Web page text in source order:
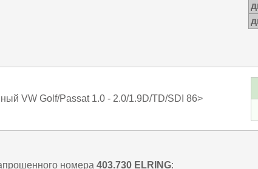
VW Golf/Passat 1.0 - 2.0/1.9D/TD/SDI 86>
номера 403.730 ELRING: